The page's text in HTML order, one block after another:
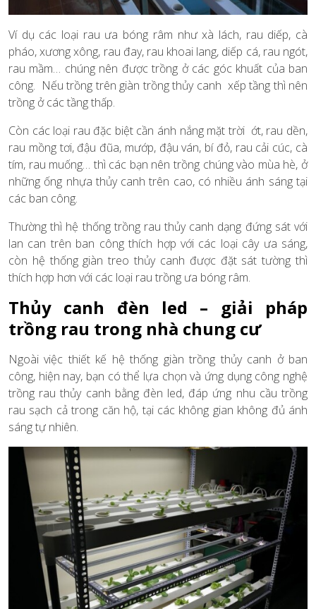
Ví dụ các loại rau ưa bóng râm như xà lách, rau diếp, cà
pháo, xương xông, rau đay, rau khoai lang, diếp cá, rau ngót,
rau mầm… chúng nên được trồng ở các góc khuất của ban
công. Nếu trồng trên giàn trồng thủy canh xếp tầng thì nên
trồng ở các tầng thấp.
Còn các loại rau đặc biệt cần ánh nắng mặt trời ớt, rau dền,
rau mồng tơi, đậu đũa, mướp, đậu ván, bí đỏ, rau cải cúc, cà
tím, rau muống… thì các bạn nên trồng chúng vào mùa hè, ở
những ống nhựa thủy canh trên cao, có nhiều ánh sáng tại
các ban công.
Thường thì hệ thống trồng rau thủy canh dạng đứng sát với
lan can trên ban công thích hợp với các loại cây ưa sáng,
còn hệ thống giàn treo thủy canh được đặt sát tường thì
thích hợp hơn với các loại rau trồng ưa bóng râm.
Thủy canh đèn led – giải pháp
trồng rau trong nhà chung cư
Ngoài việc thiết kế hệ thống giàn trồng thủy canh ở ban
công, hiện nay, bạn có thể lựa chọn và ứng dụng công nghệ
trồng rau thủy canh bằng đèn led, đáp ứng nhu cầu trồng
rau sạch cả trong căn hộ, tại các không gian không đủ ánh
sáng tự nhiên.